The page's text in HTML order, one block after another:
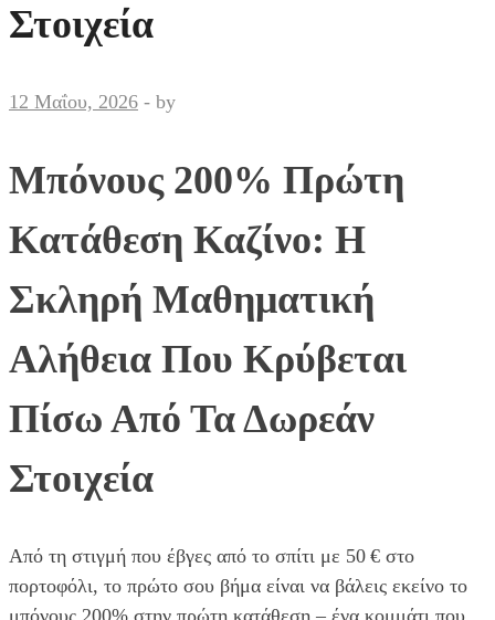
Στοιχεία
12 Μαΐου, 2026 - by
Μπόνους 200% Πρώτη
Κατάθεση Καζίνο: Η
Σκληρή Μαθηματική
Αλήθεια Που Κρύβεται
Πίσω Από Τα Δωρεάν
Στοιχεία
Από τη στιγμή που έβγες από το σπίτι με 50 € στο
πορτοφόλι, το πρώτο σου βήμα είναι να βάλεις εκείνο το
μπόνους 200% στην πρώτη κατάθεση – ένα κομμάτι που